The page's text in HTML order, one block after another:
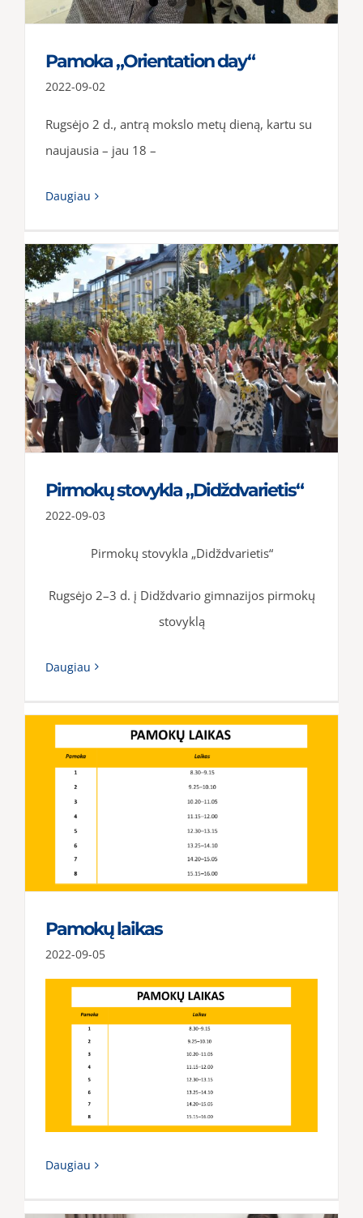
Pamoka „Orientation day“
2022-09-02
Rugsėjo 2 d., antrą mokslo metų dieną, kartu su
naujausia – jau 18 –
Daugiau
Pirmokų stovykla „Didždvarietis“
2022-09-03
Pirmokų stovykla „Didždvarietis“
Rugsėjo 2–3 d. į Didždvario gimnazijos pirmokų
stovyklą
Daugiau
Pamokų laikas
2022-09-05
Daugiau